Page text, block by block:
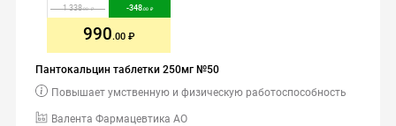
Пантокальцин таблетки 250мг №50
Валента Фармацевтика АО
Повышает умственную и физическую работоспособность
1 338.00 -348.00
990.00